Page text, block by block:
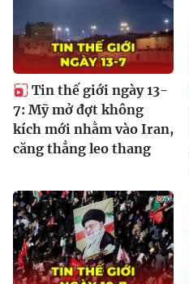
Tin thế giới ngày 13-
7: Mỹ mở đợt không
kích mới nhằm vào Iran,
căng thẳng leo thang